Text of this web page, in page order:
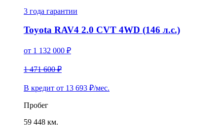
3 года гарантии
Toyota RAV4 2.0 CVT 4WD (146 л.с.)
от 1 132 000 ₽
1 471 600 ₽
В кредит от 13 693 ₽/мес.
Пробег
59 448 км.